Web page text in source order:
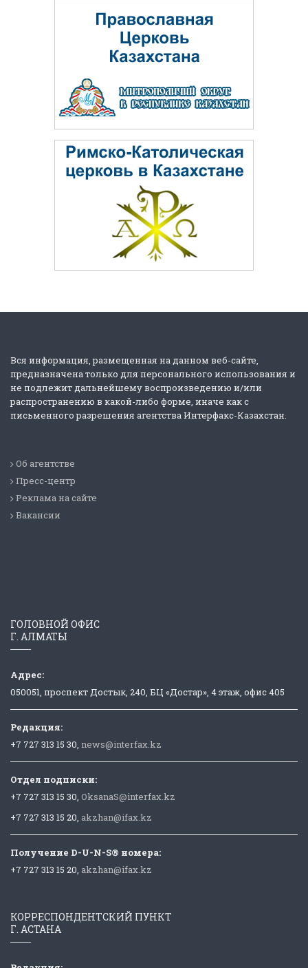
Вся информация, размещенная на данном веб-сайте,
предназначена только для персонального использования и
не подлежит дальнейшему воспроизведению и/или
распространению в какой-либо форме, иначе как с
письменного разрешения агентства Интерфакс-Казахстан.
Об агентстве
Пресс-центр
Реклама на сайте
Вакансии
ГОЛОВНОЙ ОФИС
Г. АЛМАТЫ
Адрес:
050051, проспект Достык, 240, БЦ «Достар», 4 этаж, офис 405
Редакция:
+7 727 313 15 30, news@interfax.kz
Отдел подписки:
+7 727 313 15 30, OksanaS@interfax.kz
+7 727 313 15 20, akzhan@ifax.kz
Получение D-U-N-S® номера:
+7 727 313 15 20, akzhan@ifax.kz
КОРРЕСПОНДЕНТСКИЙ ПУНКТ
Г. АСТАНА